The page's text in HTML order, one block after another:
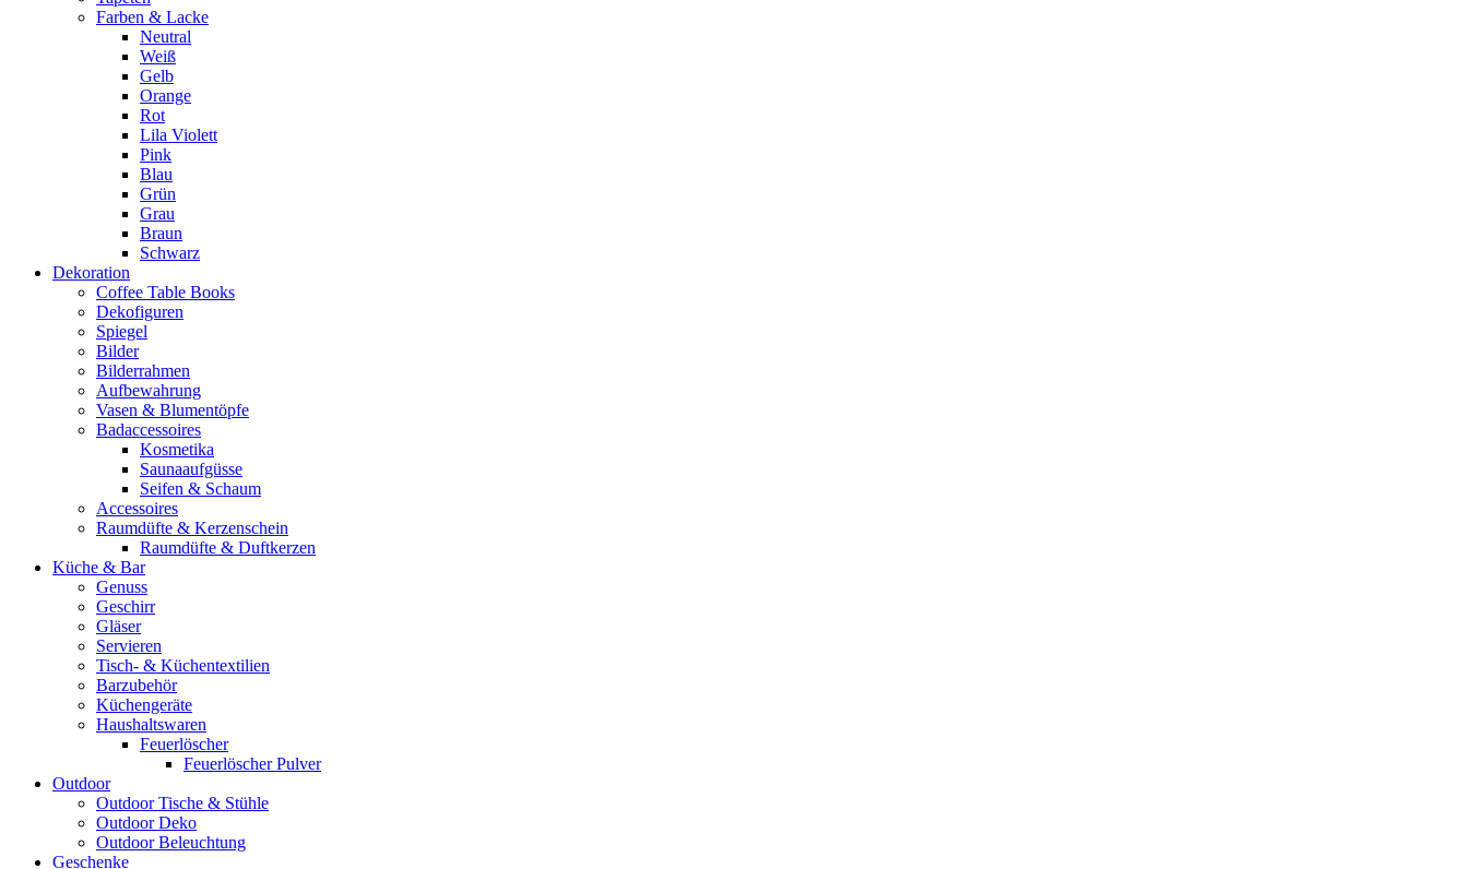
Farben & Lacke
Neutral
Weiß
Gelb
Orange
Rot
Lila Violett
Pink
Blau
Grün
Grau
Braun
Schwarz
Dekoration
Coffee Table Books
Dekofiguren
Spiegel
Bilder
Bilderrahmen
Aufbewahrung
Vasen & Blumentöpfe
Badaccessoires
Kosmetika
Saunaaufgüsse
Seifen & Schaum
Accessoires
Raumdüfte & Kerzenschein
Raumdüfte & Duftkerzen
Küche & Bar
Genuss
Geschirr
Gläser
Servieren
Tisch- & Küchentextilien
Barzubehör
Küchengeräte
Haushaltswaren
Feuerlöscher
Feuerlöscher Pulver
Outdoor
Outdoor Tische & Stühle
Outdoor Deko
Outdoor Beleuchtung
Geschenke